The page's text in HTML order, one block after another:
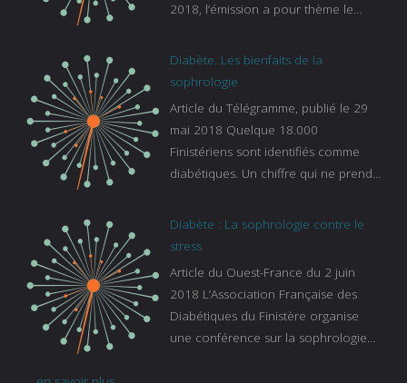
2018, l’émission a pour thème le
bleu :
https://www.francebleu.fr/emissions/l
sur-le-sommeil
Diabète. Les bienfaits de la
sophrologie
Article du Télégramme, publié le 29
mai 2018 Quelque 18.000
Finistériens sont identifiés comme
diabétiques. Un chiffre qui ne prend
s’ignorent. « C’est une pathologie qui
continue à augmenter, souligne
de la Caisse primaire d’assurance-
maladie. C’est aussi une pathologie
qui peut être handicapante et coûte
cher quand on sait que 37 % des
Diabète : La sophrologie contre le
stress
Article du Ouest-France du 2 juin
2018 L’Association Française des
Diabétiques du Finistère organise
une conférence sur la sophrologie